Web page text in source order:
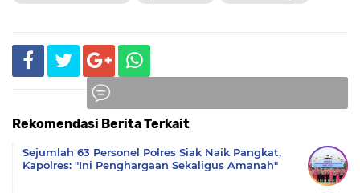
Rekomendasi Berita Terkait
Sejumlah 63 Personel Polres Siak Naik Pangkat,
Kapolres: "Ini Penghargaan Sekaligus Amanah"